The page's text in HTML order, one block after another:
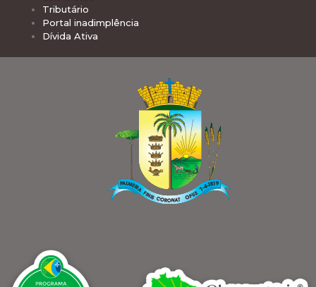
Tributário
Portal inadimplência
Dívida Ativa